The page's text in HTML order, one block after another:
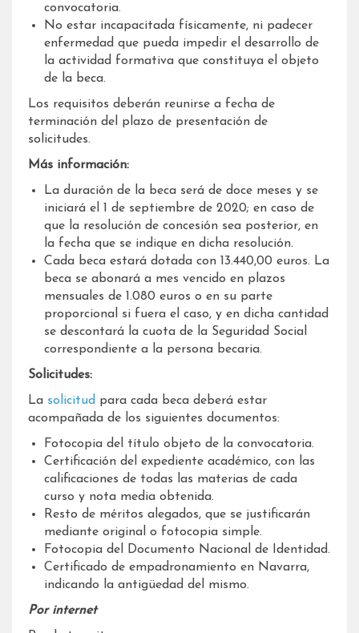
convocatoria.
No estar incapacitada físicamente, ni padecer
enfermedad que pueda impedir el desarrollo de
la actividad formativa que constituya el objeto
de la beca.
Los requisitos deberán reunirse a fecha de
terminación del plazo de presentación de
solicitudes.
Más información:
La duración de la beca será de doce meses y se
iniciará el 1 de septiembre de 2020; en caso de
que la resolución de concesión sea posterior, en
la fecha que se indique en dicha resolución.
Cada beca estará dotada con 13.440,00 euros. La
beca se abonará a mes vencido en plazos
mensuales de 1.080 euros o en su parte
proporcional si fuera el caso, y en dicha cantidad
se descontará la cuota de la Seguridad Social
correspondiente a la persona becaria.
Solicitudes:
La solicitud para cada beca deberá estar
acompañada de los siguientes documentos:
Fotocopia del título objeto de la convocatoria.
Certificación del expediente académico, con las
calificaciones de todas las materias de cada
curso y nota media obtenida.
Resto de méritos alegados, que se justificarán
mediante original o fotocopia simple.
Fotocopia del Documento Nacional de Identidad.
Certificado de empadronamiento en Navarra,
indicando la antigüedad del mismo.
Por internet